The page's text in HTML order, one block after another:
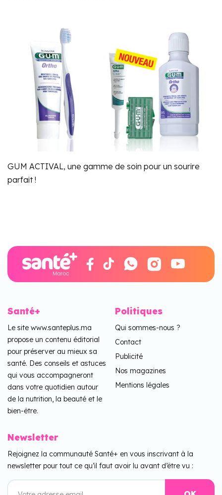
GUM ACTIVAL, une gamme de soin pour un sourire
parfait !
Santé+
Le site www.santeplus.ma
propose un contenu éditorial
pour préserver au mieux sa
santé. Des conseils et astuces
qui vous accompagneront
dans votre quotidien autour
de la nutrition, la beauté et le
bien-être.
Politiques
Qui sommes-nous ?
Contact
Publicité
Nos magazines
Mentions légales
Newsletter
Rejoignez la communauté Santé+ en vous inscrivant à la
newsletter pour tout ce qu’il faut avoir lu avant d’être vu :